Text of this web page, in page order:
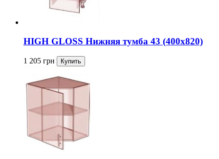
HIGH GLOSS Нижняя тумба 43 (400x820)
1 205 грн